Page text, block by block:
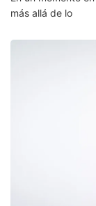
más allá de lo